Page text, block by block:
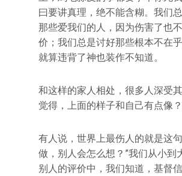
曰要讲真理，绝不能含糊。我们
那些爱我们的人，因为伤害了也
价；我们总是讨好那些根本不在
就算违背了神也装作不知道。
和这样的家人相处，很多人深受
觉得，上面的样子和自己有点像？
有人说，世界上最伤人的就是这
做，别人会怎么想？”我们从小到
别人的评价中，我们知道，基督